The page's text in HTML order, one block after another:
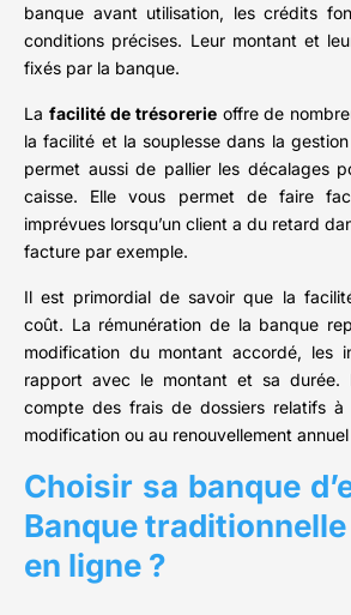
banque avant utilisation, les crédits
conditions précises. Leur montant et
fixés par la banque.
La facilité de trésorerieoffre de
la facilité et la souplesse dans la
permet aussi de pallier les décalages
caisse. Elle vous permet de faire
imprévues lorsqu’un client a du retard
facture par exemple.
Il est primordial de savoir que la
coût. La rémunération de la banque
modification du montant accordé, les
rapport avec le montant et sa durée.
compte des frais de dossiers relatifs à
modification ou au renouvellement annuel
Choisir sa banque
Banque
en ligne ?